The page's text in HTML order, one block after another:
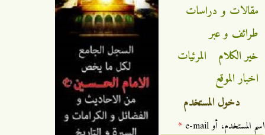
مقالات و دراسات
طرائف و عبر
خير الكلام
المرئيات
اخبار الموقع
دخول المستخدم
‏اسم المستخدم، أو e-mail ‏ *